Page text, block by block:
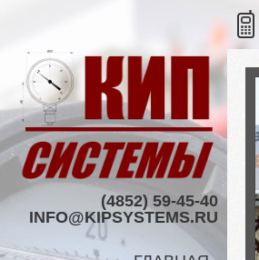
(4852) 59-45-40
INFO@KIPSYSTEMS.RU